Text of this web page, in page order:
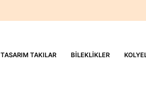
TASARIM TAKILAR BILEKLIKLER